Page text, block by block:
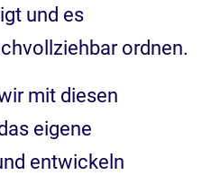
und es
ordnen.
mit diesen
eigene
entwickeln